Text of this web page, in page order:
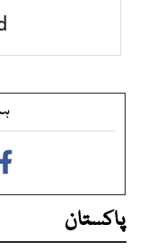
پاکستان